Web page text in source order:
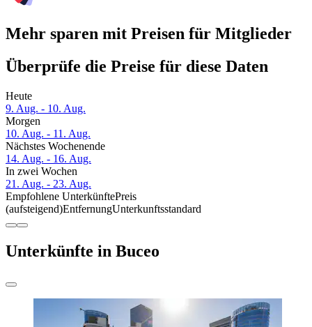
Mehr sparen mit Preisen für Mitglieder
Überprüfe die Preise für diese Daten
Heute
9. Aug. - 10. Aug.
Morgen
10. Aug. - 11. Aug.
Nächstes Wochenende
14. Aug. - 16. Aug.
In zwei Wochen
21. Aug. - 23. Aug.
Empfohlene UnterkünftePreis
(aufsteigend)EntfernungUnterkunftsstandard
Unterkünfte in Buceo